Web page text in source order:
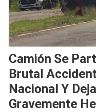
Camión Se
Brutal
Nacional Y
Gravemente